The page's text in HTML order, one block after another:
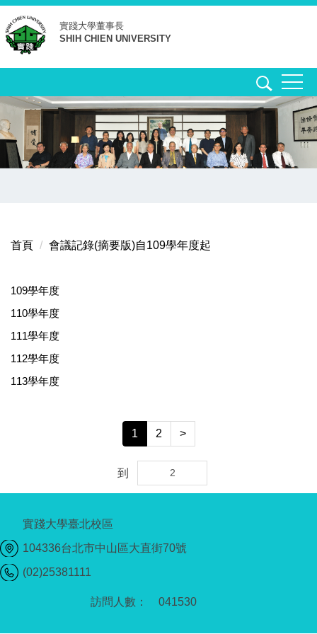
跳
到
主
要
容
區
實踐大學董事長
SHIH CHIEN UNIVERSITY
首頁 會議記錄(摘要版)自109學年度起
109學年度
110學年度
111學年度
112學年度
113學年度
1 2 >
到
041530
實踐大學臺北校區
104336台北市中山區大直街70號
(02)25381111